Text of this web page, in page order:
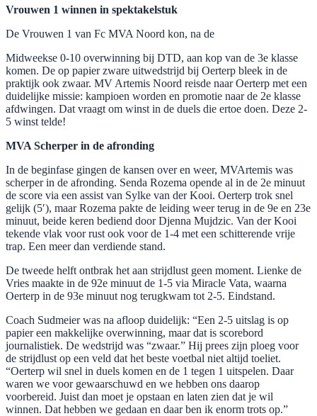
Vrouwen 1 winnen in spektakelstuk
De Vrouwen 1 van Fc MVA Noord kon, na de
Midweekse 0-10 overwinning bij DTD, aan kop van de 3e klasse
komen. De op papier zware uitwedstrijd bij Oerterp bleek in de
praktijk ook zwaar. MV Artemis Noord reisde naar Oerterp met een
duidelijke missie: kampioen worden en promotie naar de 2e klasse
afdwingen. Dat vraagt om winst in de duels die ertoe doen. Deze 2-
5 winst telde!
MVA Scherper in de afronding
In de beginfase gingen de kansen over en weer, MVArtemis was
scherper in de afronding. Senda Rozema opende al in de 2e minuut
de score via een assist van Sylke van der Kooi. Oerterp trok snel
gelijk (5′), maar Rozema pakte de leiding weer terug in de 9e en 23e
minuut, beide keren bediend door Djenna Mujdzic. Van der Kooi
tekende vlak voor rust ook voor de 1-4 met een schitterende vrije
trap. Een meer dan verdiende stand.
De tweede helft ontbrak het aan strijdlust geen moment. Lienke de
Vries maakte in de 92e minuut de 1-5 via Miracle Vata, waarna
Oerterp in de 93e minuut nog terugkwam tot 2-5. Eindstand.
Coach Sudmeier was na afloop duidelijk: “Een 2-5 uitslag is op
papier een makkelijke overwinning, maar dat is scorebord
journalistiek. De wedstrijd was “zwaar.” Hij prees zijn ploeg voor
de strijdlust op een veld dat het beste voetbal niet altijd toeliet.
“Oerterp wil snel in duels komen en de 1 tegen 1 uitspelen. Daar
waren we voor gewaarschuwd en we hebben ons daarop
voorbereid. Juist dan moet je opstaan en laten zien dat je wil
winnen. Dat hebben we gedaan en daar ben ik enorm trots op.”